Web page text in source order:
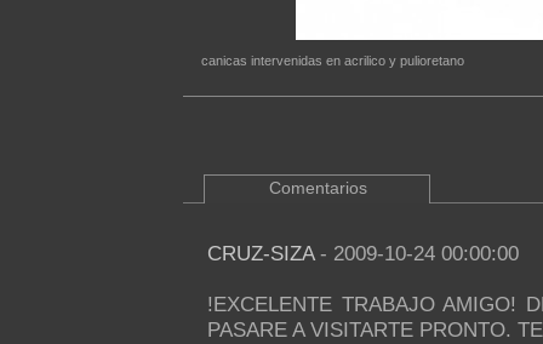
canicas intervenidas en acrilico y pulioretano
Comentarios
CRUZ-SIZA- 2009-10-24 00:00:00
!EXCELENTE TRABAJO AMIGO!
PASARE A VISITARTE PRONTO.